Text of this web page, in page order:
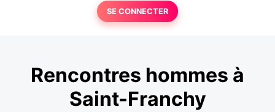
SE CONNECTER
Rencontres hommes à
Saint-Franchy